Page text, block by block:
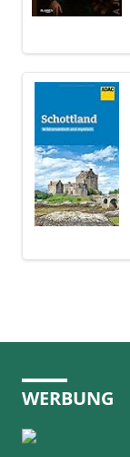
WERBUNG